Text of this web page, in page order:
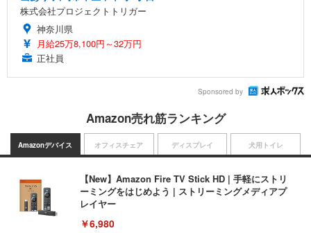
株式会社プロジェクトトリガー
神奈川県
月給25万8,100円～32万円
正社員
Sponsored by
Amazon売れ筋ランキング
Amazonデバイス
【New】Amazon Fire TV Stick HD | 手軽にストリ
ーミングをはじめよう | ストリーミングメディアプ
レイヤー
￥6,980
オフィスチェア ディスプレイ 犬用トイレ